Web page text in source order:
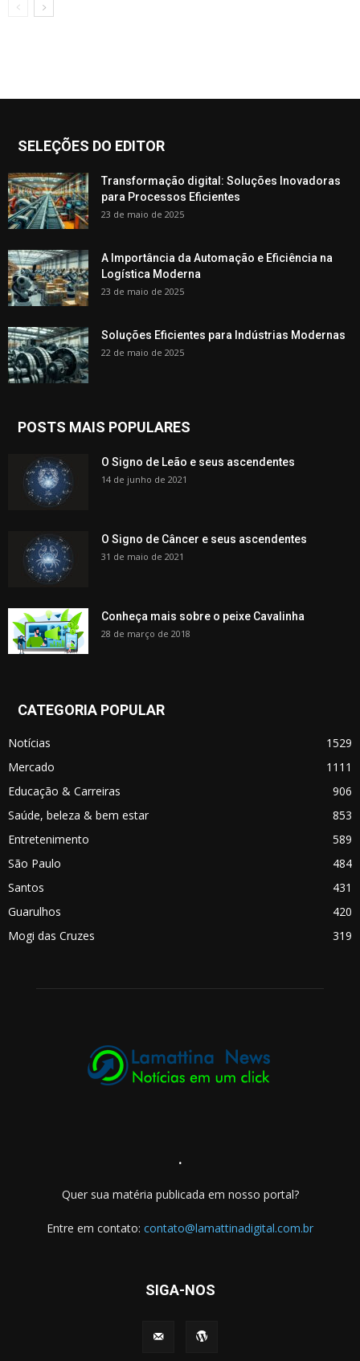
SELEÇÕES DO EDITOR
Transformação digital: Soluções Inovadoras
para Processos Eficientes
23 de maio de 2025
A Importância da Automação e Eficiência na
Logística Moderna
23 de maio de 2025
Soluções Eficientes para Indústrias Modernas
22 de maio de 2025
POSTS MAIS POPULARES
O Signo de Leão e seus ascendentes
14 de junho de 2021
O Signo de Câncer e seus ascendentes
31 de maio de 2021
Conheça mais sobre o peixe Cavalinha
28 de março de 2018
CATEGORIA POPULAR
Notícias
1529
Mercado
1111
Educação & Carreiras
906
Saúde, beleza & bem estar
853
Entretenimento
589
São Paulo
484
Santos
431
Guarulhos
420
Mogi das Cruzes
319
.
Quer sua matéria publicada em nosso portal?
Entre em contato: contato@lamattinadigital.com.br
SIGA-NOS